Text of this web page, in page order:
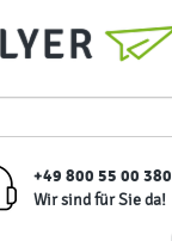
+49 800 55 00 380
Wir sind für Sie da!